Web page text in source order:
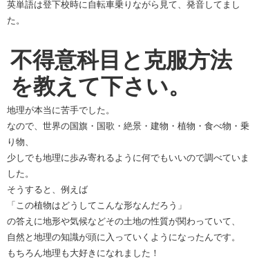
英単語は登下校時に自転車乗りながら見て、発音してまし
た。
不得意科目と克服方法
を教えて下さい。
地理が本当に苦手でした。
なので、世界の国旗・国歌・絶景・建物・植物・食べ物・乗
り物、
少しでも地理に歩み寄れるように何でもいいので調べていま
した。
そうすると、例えば
「この植物はどうしてこんな形なんだろう」
の答えに地形や気候などその土地の性質が関わっていて、
自然と地理の知識が頭に入っていくようになったんです。
もちろん地理も大好きになれました！